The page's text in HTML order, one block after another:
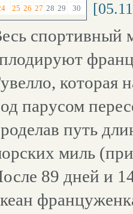
25 26 27 28 29 30
спортивный
которая
парусом
путь
миль
89 дней и